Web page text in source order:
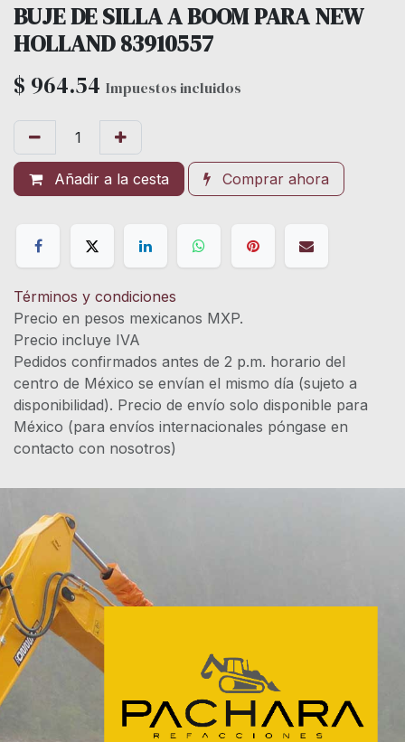
BUJE DE SILLA A BOOM PARA NEW
HOLLAND 83910557
$ 964.54 Impuestos incluidos
Añadir a la cesta Comprar ahora
Términos y condiciones
Precio en pesos mexicanos MXP.
Precio incluye IVA
Pedidos confirmados antes de 2 p.m. horario del
centro de México se envían el mismo día (sujeto a
disponibilidad). Precio de envío solo disponible para
México (para envíos internacionales póngase en
contacto con nosotros)